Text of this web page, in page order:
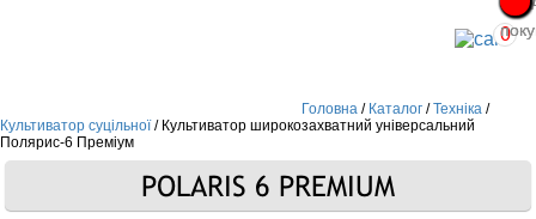
0
Головна / Каталог /Техніка /
Культиватор суцільної / Культиватор широкозахватний універсальний
Полярис-6 Преміум
POLARIS 6 PREMIUM